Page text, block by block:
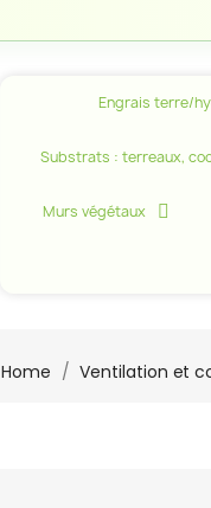
Engrais terre/
Substrats : terreaux,
Murs végétaux
Home Ventilation et